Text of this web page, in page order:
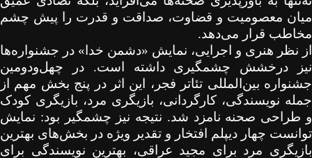
میان معصومیت و قضاوت، صداقت و قدرت را پیش چشم
مخاطب قرار می‌دهد.
از نظر هنری و اجرایی، نمایش «دشمن خدا» در جشنواره‌ها
نیز درخشش چشمگیری داشته است. در چهل‌ودومین
جشنواره بین‌المللی تئاتر فجر، این اثر در پنج بخش مهم از
جمله نویسندگی، کارگردانی، بازیگری مرد، بازیگری کودک
و طراحی صحنه نامزد شد. نتیجه نیز چشمگیر بود: نمایش
توانست چهار دیپلم افتخار و تقدیر ویژه در بخش‌های بهترین
بازیگری مرد برای مجید عراقی، بهترین نویسندگی برای